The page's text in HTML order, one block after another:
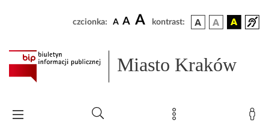
czcionka: A A A kontrast:
Miasto Kraków